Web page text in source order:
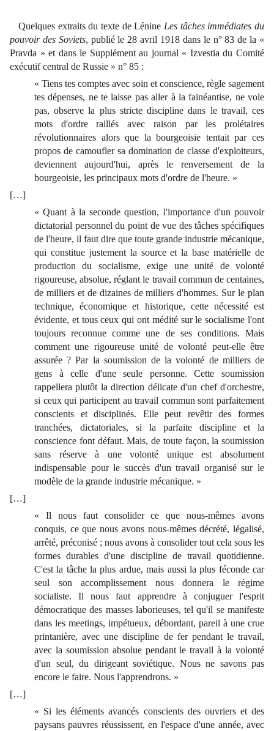
Quelques extraits du texte de Lénine Les tâches immédiates du
pouvoir des Soviets, publié le 28 avril 1918 dans le n° 83 de la «
Pravda » et dans le Supplément au journal « Izvestia du Comité
exécutif central de Russie » n° 85 :
« Tiens tes comptes avec soin et conscience, règle sagement
tes dépenses, ne te laisse pas aller à la fainéantise, ne vole
pas, observe la plus stricte discipline dans le travail, ces
mots d'ordre raillés avec raison par les prolétaires
révolutionnaires alors que la bourgeoisie tentait par ces
propos de camoufler sa domination de classe d'exploiteurs,
deviennent aujourd'hui, après le renversement de la
bourgeoisie, les principaux mots d'ordre de l'heure. »
[…]
« Quant à la seconde question, l'importance d'un pouvoir
dictatorial personnel du point de vue des tâches spécifiques
de l'heure, il faut dire que toute grande industrie mécanique,
qui constitue justement la source et la base matérielle de
production du socialisme, exige une unité de volonté
rigoureuse, absolue, réglant le travail commun de centaines,
de milliers et de dizaines de milliers d'hommes. Sur le plan
technique, économique et historique, cette nécessité est
évidente, et tous ceux qui ont médité sur le socialisme l'ont
toujours reconnue comme une de ses conditions. Mais
comment une rigoureuse unité de volonté peut-elle être
assurée ? Par la soumission de la volonté de milliers de
gens à celle d'une seule personne. Cette soumission
rappellera plutôt la direction délicate d'un chef d'orchestre,
si ceux qui participent au travail commun sont parfaitement
conscients et disciplinés. Elle peut revêtir des formes
tranchées, dictatoriales, si la parfaite discipline et la
conscience font défaut. Mais, de toute façon, la soumission
sans réserve à une volonté unique est absolument
indispensable pour le succès d'un travail organisé sur le
modèle de la grande industrie mécanique. »
[…]
« Il nous faut consolider ce que nous-mêmes avons
conquis, ce que nous avons nous-mêmes décrété, légalisé,
arrêté, préconisé ; nous avons à consolider tout cela sous les
formes durables d'une discipline de travail quotidienne.
C'est la tâche la plus ardue, mais aussi la plus féconde car
seul son accomplissement nous donnera le régime
socialiste. Il nous faut apprendre à conjuguer l'esprit
démocratique des masses laborieuses, tel qu'il se manifeste
dans les meetings, impétueux, débordant, pareil à une crue
printanière, avec une discipline de fer pendant le travail,
avec la soumission absolue pendant le travail à la volonté
d'un seul, du dirigeant soviétique. Nous ne savons pas
encore le faire. Nous l'apprendrons. »
[…]
« Si les éléments avancés conscients des ouvriers et des
paysans pauvres réussissent, en l'espace d'une année, avec